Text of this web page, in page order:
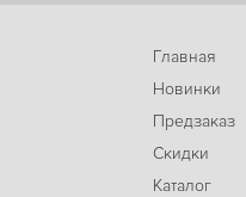
Главная
Новинки
Предзаказ
Скидки
Каталог